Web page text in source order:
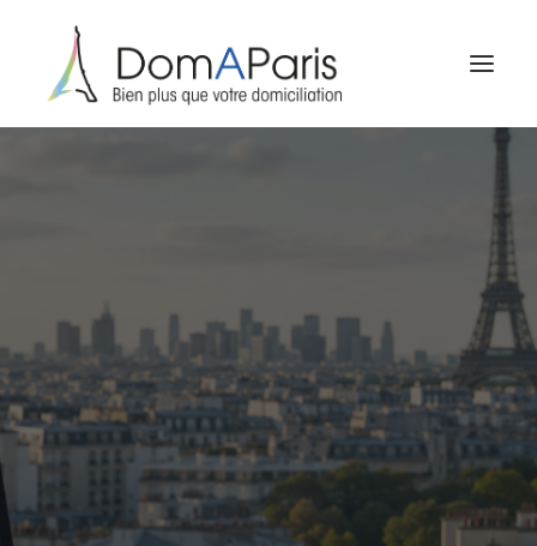
Adresse postale
pour particuliers
Formalités
d’entreprise
Club Réseau
Contact